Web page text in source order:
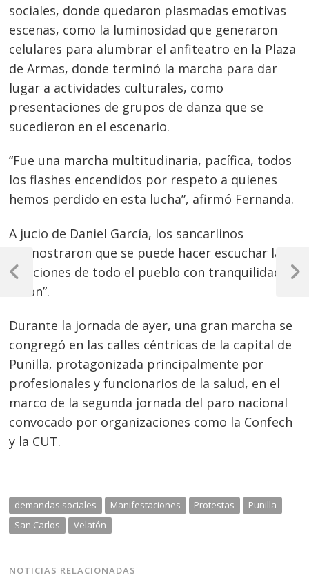
sociales, donde quedaron plasmadas emotivas
escenas, como la luminosidad que generaron
celulares para alumbrar el anfiteatro en la Plaza
de Armas, donde terminó la marcha para dar
lugar a actividades culturales, como
presentaciones de grupos de danza que se
sucedieron en el escenario.
“Fue una marcha multitudinaria, pacífica, todos
los flashes encendidos por respeto a quienes
hemos perdido en esta lucha”, afirmó Fernanda.
A jucio de Daniel García, los sancarlinos
“demostraron que se puede hacer escuchar las
peticiones de todo el pueblo con tranquilidad y
unión”.
Durante la jornada de ayer, una gran marcha se
congregó en las calles céntricas de la capital de
Punilla, protagonizada principalmente por
profesionales y funcionarios de la salud, en el
marco de la segunda jornada del paro nacional
convocado por organizaciones como la Confech
y la CUT.
demandas sociales Manifestaciones Protestas
Punilla
San Carlos
Velatón
NOTICIAS RELACIONADAS
Navegación
de
Previous
Next